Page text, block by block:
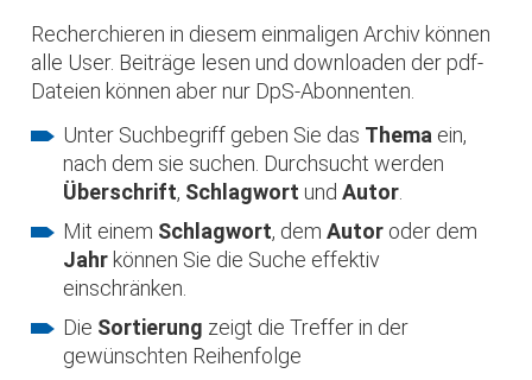
Recherchieren in diesem einmaligen Archiv können
alle User. Beiträge lesen und downloaden der pdf-
Dateien können aber nur DpS-Abonnenten.
Unter Suchbegriff geben Sie das Thema ein,
nach dem sie suchen. Durchsucht werden
Überschrift, Schlagwort undAutor
Mit einem Schlagwort, demAutor oder dem
Jahr können Sie die Suche effektiv
einschränken.
Die Sortierung zeigt die Treffer in der
gewünschten Reihenfolge